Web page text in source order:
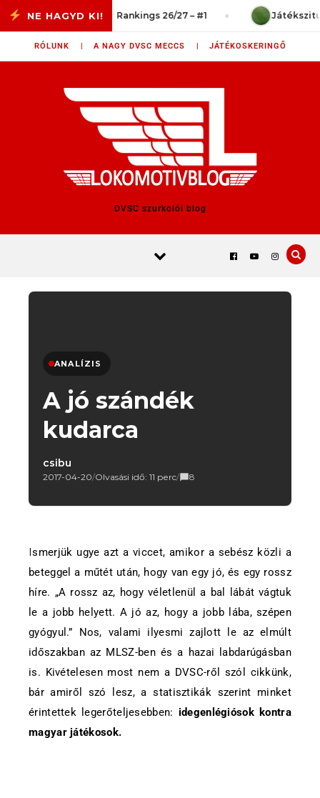
Skip to content
Power Rankings 26/27 – #1
RÓLUNK | A NAGY DVSC MECCS | JÁTÉKOSKERINGŐ
DVSC szurkolói blog
ANALÍZIS
A jó szándék
kudarca
csibu
2017-04-20/Olvasási idő: 11 perc/ 8
Ismerjük ugye azt a viccet, amikor a sebész közli a
beteggel a műtét után, hogy van egy jó, és egy rossz
híre. „A rossz az, hogy véletlenül a bal lábát vágtuk
le a jobb helyett. A jó az, hogy a jobb lába, szépen
gyógyul.” Nos, valami ilyesmi zajlott le az elmúlt
időszakban az MLSZ-ben és a hazai labdarúgásban
is. Kivételesen most nem a DVSC-ről szól cikkünk,
bár amiről szó lesz, a statisztikák szerint minket
érintettek legerőteljesebben: idegenlégiósok kontra
magyar játékosok.